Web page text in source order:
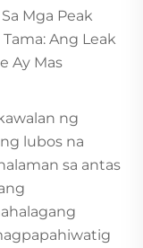
Mga Peak
Ang Leak
Ay Mas
ng
lubos na
sa antas